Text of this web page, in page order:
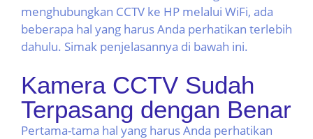
menghubungkan CCTV ke HP melalui WiFi, ada
beberapa hal yang harus Anda perhatikan terlebih
dahulu. Simak penjelasannya di bawah ini.
Kamera CCTV Sudah
Terpasang dengan Benar
Pertama-tama hal yang harus Anda perhatikan